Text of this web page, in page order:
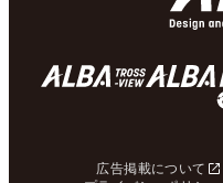
広告掲載について